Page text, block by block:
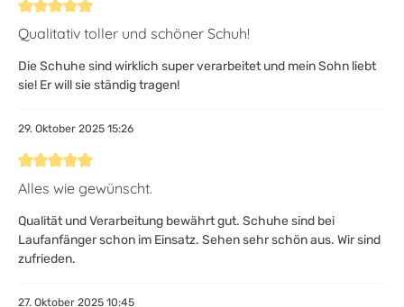
Bewertung mit 5 von 5 Sternen
Qualitativ toller und schöner Schuh!
Die Schuhe sind wirklich super verarbeitet und mein Sohn liebt
sie! Er will sie ständig tragen!
29. Oktober 2025 15:26
Bewertung mit 5 von 5 Sternen
Alles wie gewünscht.
Qualität und Verarbeitung bewährt gut. Schuhe sind bei
Laufanfänger schon im Einsatz. Sehen sehr schön aus. Wir sind
zufrieden.
27. Oktober 2025 10:45